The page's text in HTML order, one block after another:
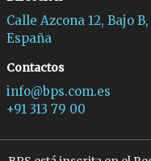
Calle Azcona 12, Bajo
España
Contactos
info@bps.com.es
+91 313 79 00